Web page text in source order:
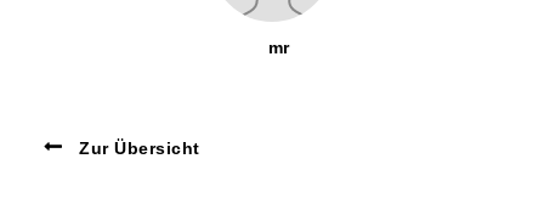
mr
Zur Übersicht